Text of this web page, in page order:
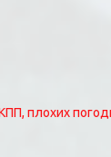
плохих